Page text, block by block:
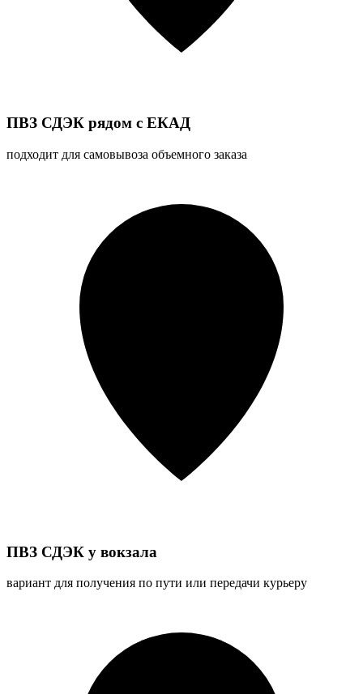
ПВЗ СДЭК рядом с ЕКАД
подходит для самовывоза объемного заказа
ПВЗ СДЭК у вокзала
вариант для получения по пути или передачи курьеру